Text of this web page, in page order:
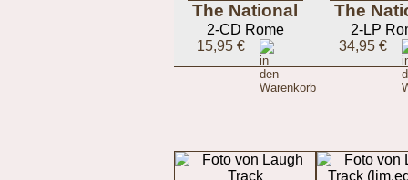
The National
2-CD Rome
15,95 €
The
2-LP
34,95 €